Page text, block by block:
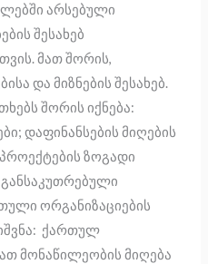
არსებული
შესახებ
მათ შორის,
და მიზნების შესახებ.
შორის იქნება:
დაფინანსების მიღების
ზოგადი
ორგანიზაციების
ქართულ
მონაწილეობის მიღება